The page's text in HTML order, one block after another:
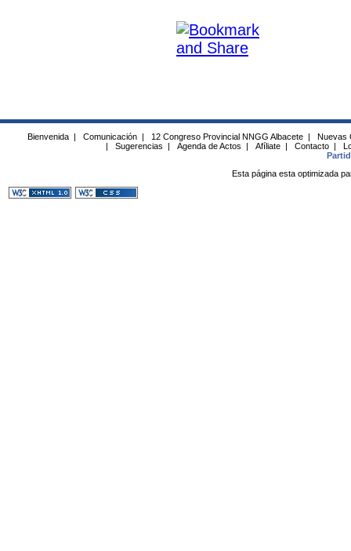
Bienvenida | Comunicación | 12 Congreso Provincial NNGG Albacete |
Nuevas
|
Sugerencias | Agenda de Actos | Afíliate | Contacto |
Esta página esta optimizada